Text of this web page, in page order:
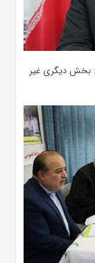
بخش دیگری غیر